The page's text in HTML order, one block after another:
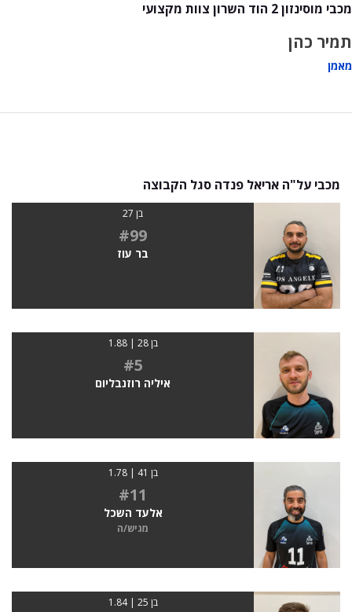
מכבי מוסינזון 2 הוד השרון צוות מקצועי
תמיר כהן
מאמן
מכבי על"ה אריאל פנדה סגל הקבוצה
בן 27
#99
בר עוז
בן 28 | 1.88
#5
איליה רוזנבליום
בן 41 | 1.78
#11
אלעד השכל
מגיש/ה
בן 25 | 1.84